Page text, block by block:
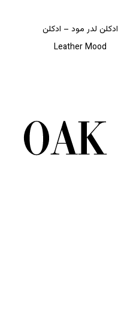
ادکلن لدر مود – ادکلن
Leather Mood